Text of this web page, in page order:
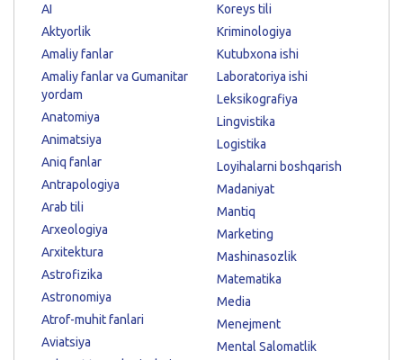
AI
Aktyorlik
Amaliy fanlar
Amaliy fanlar va Gumanitar
yordam
Anatomiya
Animatsiya
Aniq fanlar
Antrapologiya
Arab tili
Arxeologiya
Arxitektura
Astrofizika
Astronomiya
Atrof-muhit fanlari
Aviatsiya
Koreys tili
Kriminologiya
Kutubxona ishi
Laboratoriya ishi
Leksikografiya
Lingvistika
Logistika
Loyihalarni boshqarish
Madaniyat
Mantiq
Marketing
Mashinasozlik
Matematika
Media
Menejment
Mental Salomatlik